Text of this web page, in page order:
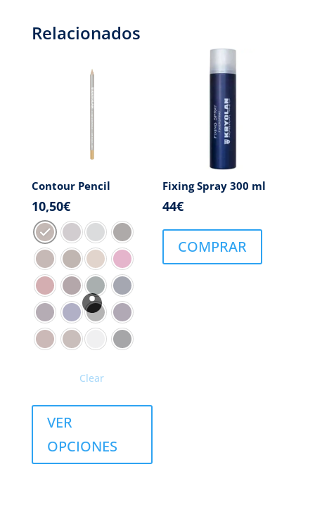
Relacionados
Contour Pencil
10,50€
Clear
VER
OPCIONES
Fixing Spray 300 ml
44€
COMPRAR